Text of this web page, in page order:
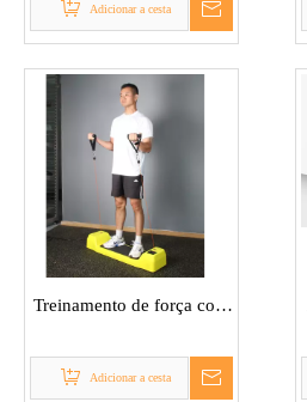
Adicionar a cesta
Treinamento de força com
Adicionar a cesta